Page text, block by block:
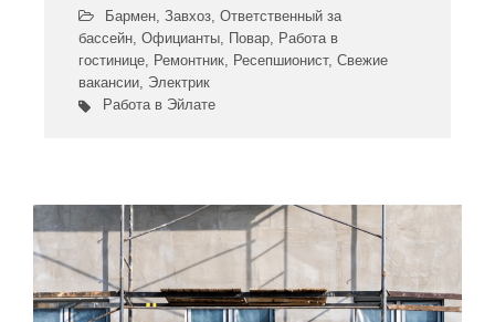
Бармен, Завхоз, Ответственный за
бассейн, Официанты, Повар, Работа в
гостинице, Ремонтник, Ресепшионист, Свежие
вакансии, Электрик
Работа в Эйлате